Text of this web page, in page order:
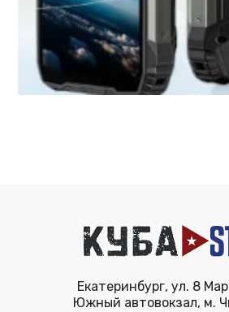
Екатеринбург, ул. 8
Южный автовокзал, м.